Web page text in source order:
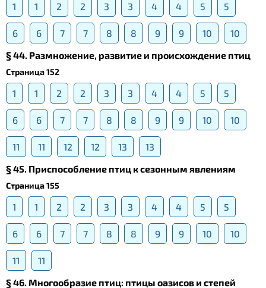
1 1 2 2 3 3 4 4 5 5
6 6 7 7 8 8 9 9 10
10
§ 44. Размножение, развитие и происхождение птиц
Страница 152
1 1 2 2 3 3 4 4 5 5
6 6 7 7 8 8 9 9 10 10
11 11 12 12 13
13
§ 45. Приспособление птиц к сезонным явлениям
Страница 155
1 1 2 2 3 3 4 4 5 5
6 6 7 7 8 8 9 9 10 10
11
11
§ 46. Многообразие птиц: птицы оазисов и степей